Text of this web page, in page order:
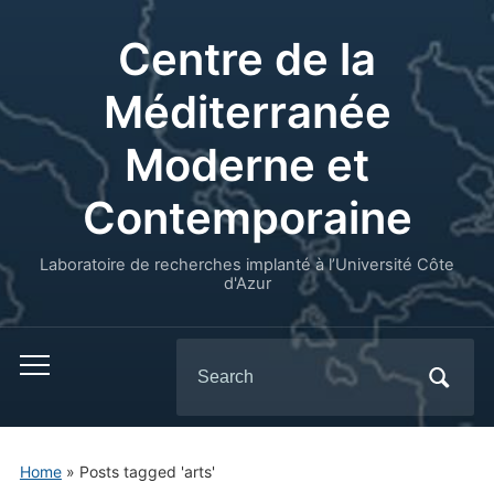
Centre de la
Méditerranée
Moderne et
Contemporaine
Laboratoire de recherches implanté à l’Université Côte
d'Azur
for:
Home» Posts tagged 'arts'